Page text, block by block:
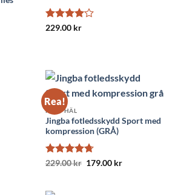
Betygsatt
229.00 kr
Rea!
FOT / HÄL
Jingba fotledsskydd Sport med
kompression (GRÅ)
Betygsatt
229.00kr Det
179.00 krDet